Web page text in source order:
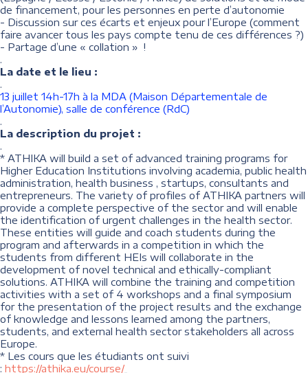
de financement, pour les personnes en perte d’autonomie
- Discussion sur ces écarts et enjeux pour l’Europe (comment
faire avancer tous les pays compte tenu de ces différences ?)
- Partage d’une « collation » !
.
La date et le lieu :
.
13 juillet 14h-17h à la MDA (Maison Départementale de
l’Autonomie), salle de conférence (RdC)
.
La description du projet :
.
* ATHIKA will build a set of advanced training programs for
Higher Education Institutions involving academia, public health
administration, health business , startups, consultants and
entrepreneurs. The variety of profiles of ATHIKA partners will
provide a complete perspective of the sector and will enable
the identification of urgent challenges in the health sector.
These entities will guide and coach students during the
program and afterwards in a competition in which the
students from different HEIs will collaborate in the
development of novel technical and ethically-compliant
solutions. ATHIKA will combine the training and competition
activities with a set of 4 workshops and a final symposium
for the presentation of the project results and the exchange
of knowledge and lessons learned among the partners,
students, and external health sector stakeholders all across
Europe.
* Les cours que les étudiants ont suivi
: https://athika.eu/course/